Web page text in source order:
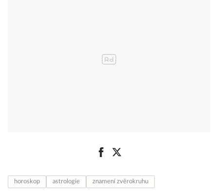
horoskop astrologie znamení zvěrokruhu